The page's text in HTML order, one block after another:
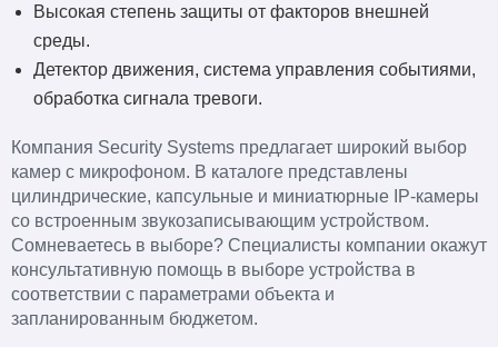
Высокая степень защиты от факторов внешней
среды.
Детектор движения, система управления событиями,
обработка сигнала тревоги.
Компания Security Systems предлагает широкий выбор
камер с микрофоном. В каталоге представлены
цилиндрические, капсульные и миниатюрные IP-камеры
со встроенным звукозаписывающим устройством.
Сомневаетесь в выборе? Специалисты компании окажут
консультативную помощь в выборе устройства в
соответствии с параметрами объекта и
запланированным бюджетом.